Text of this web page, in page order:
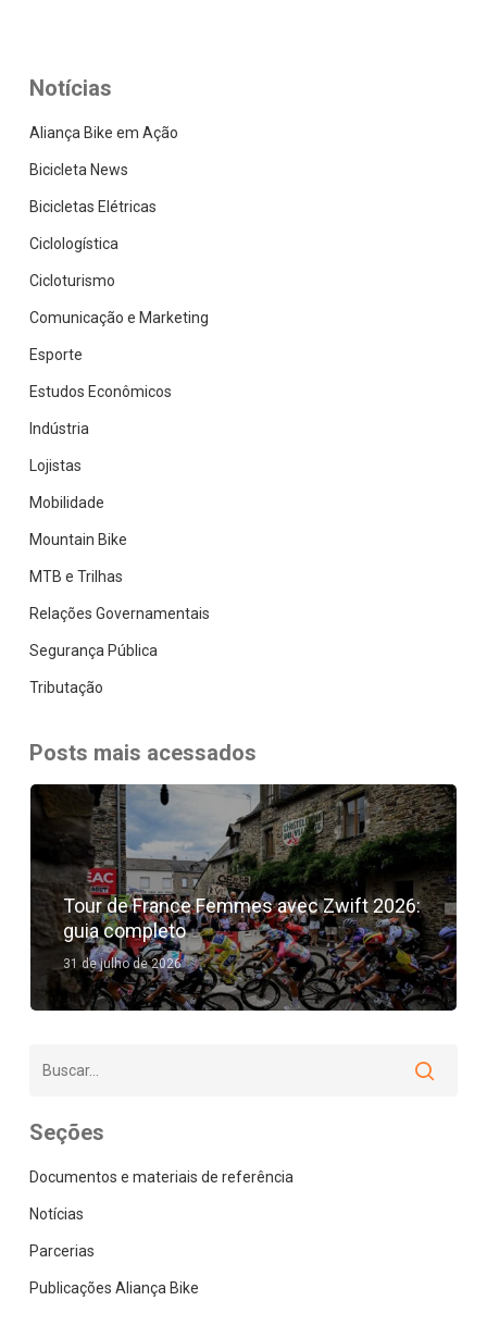
Notícias
Aliança Bike em Ação
Bicicleta News
Bicicletas Elétricas
Ciclologística
Cicloturismo
Comunicação e Marketing
Esporte
Estudos Econômicos
Indústria
Lojistas
Mobilidade
Mountain Bike
MTB e Trilhas
Relações Governamentais
Segurança Pública
Tributação
Posts mais acessados
Tour de France Femmes avec Zwift 2026:
guia completo
31 de julho de 2026
Seções
Documentos e materiais de referência
Notícias
Parcerias
Publicações Aliança Bike